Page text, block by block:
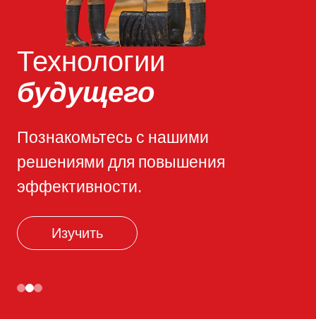
Технологии
будущего
Познакомьтесь с нашими
решениями для повышения
эффективности.
Изучить